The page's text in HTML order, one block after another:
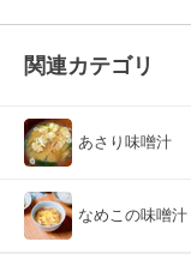
関連カテゴリ
あさり味噌汁
なめこの味噌汁